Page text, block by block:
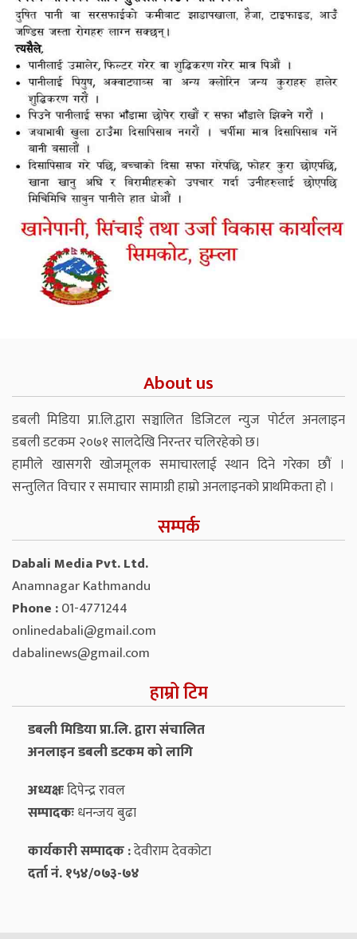
About us
डबली मिडिया प्रा.लि.द्वारा सञ्चालित डिजिटल न्युज पोर्टल अनलाइन
डबली डटकम २०७१ सालदेखि निरन्तर चलिरहेको छ।
हामीले खासगरी खोजमूलक समाचारलाई स्थान दिने गरेका छौं ।
सन्तुलित विचार र समाचार सामाग्री हाम्रो अनलाइनको प्राथमिकता हो ।
सम्पर्क
Dabali Media Pvt. Ltd.
Anamnagar Kathmandu
Phone :01-4771244
onlinedabali@gmail.com
dabalinews@gmail.com
हाम्रो टिम
डबली मिडिया प्रा.लि. द्वारा संचालित
अनलाइन डबली डटकम को लागि
अध्यक्षःदिपेन्द्र रावल
सम्पादकःधनन्‍जय बुढा
कार्यकारी सम्पादक :देवीराम देवकोटा
दर्ता नं. १५४/०७३-७४